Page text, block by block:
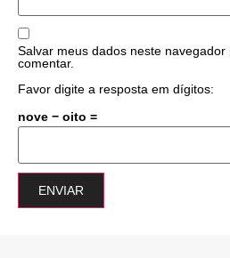
Salvar meus dados neste
comentar.
Favor digite a resposta em dígitos:
nove − oito =